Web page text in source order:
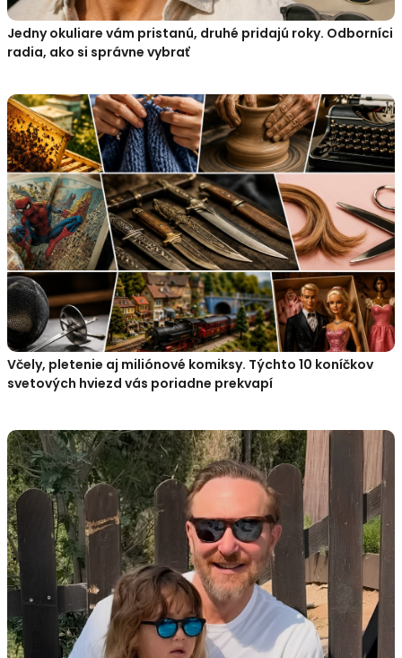
Jedny okuliare vám pristanú, druhé pridajú roky. Odborníci
radia, ako si správne vybrať
Včely, pletenie aj miliónové komiksy. Týchto 10 koníčkov
svetových hviezd vás poriadne prekvapí